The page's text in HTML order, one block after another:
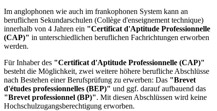
Im anglophonen wie auch im frankophonen System kann an
beruflichen Sekundarschulen (Collège d'enseignement technique)
innerhalb von 4 Jahren ein "Certificat d'Aptitude Professionnelle
(CAP)" in unterschiedlichen beruflichen Fachrichtungen erworben
werden.
Für Inhaber des "Certificat d'Aptitude Professionnelle (CAP)"
besteht die Möglichkeit, zwei weitere höhere berufliche Abschlüsse
nach Bestehen einer Berufsprüfung zu erwerben: Das "Brevet
d'études professionnelles (BEP)" und ggf. darauf aufbauend das
"Brevet professionnel (BP)". Mit diesen Abschlüssen wird keine
Hochschulzugangsberechtigung erworben.